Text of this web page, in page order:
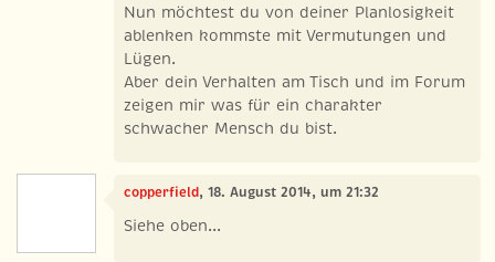
Nun möchtest du von deiner Planlosigkeit
ablenken kommste mit Vermutungen und
Lügen.
Aber dein Verhalten am Tisch und im Forum
zeigen mir was für ein charakter
schwacher Mensch du bist.
copperfield, 18. August 2014, um 21:32
Siehe oben...